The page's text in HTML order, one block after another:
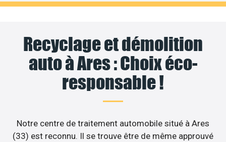
Recyclage et démolition
auto à Ares : Choix éco-
responsable !
Notre centre de traitement automobile situé à Ares
(33) est reconnu. Il se trouve être de même approuvé